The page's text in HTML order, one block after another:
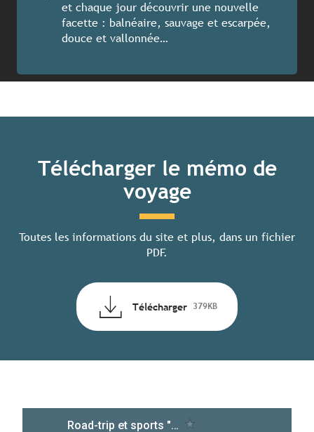
et chaque jour découvrir une nouvelle
facette : balnéaire, sauvage et escarpée,
douce et vallonnée…
Télécharger le mémo de
voyage
Toutes les informations du site et plus, dans un fichier
PDF.
Télécharger 379KB